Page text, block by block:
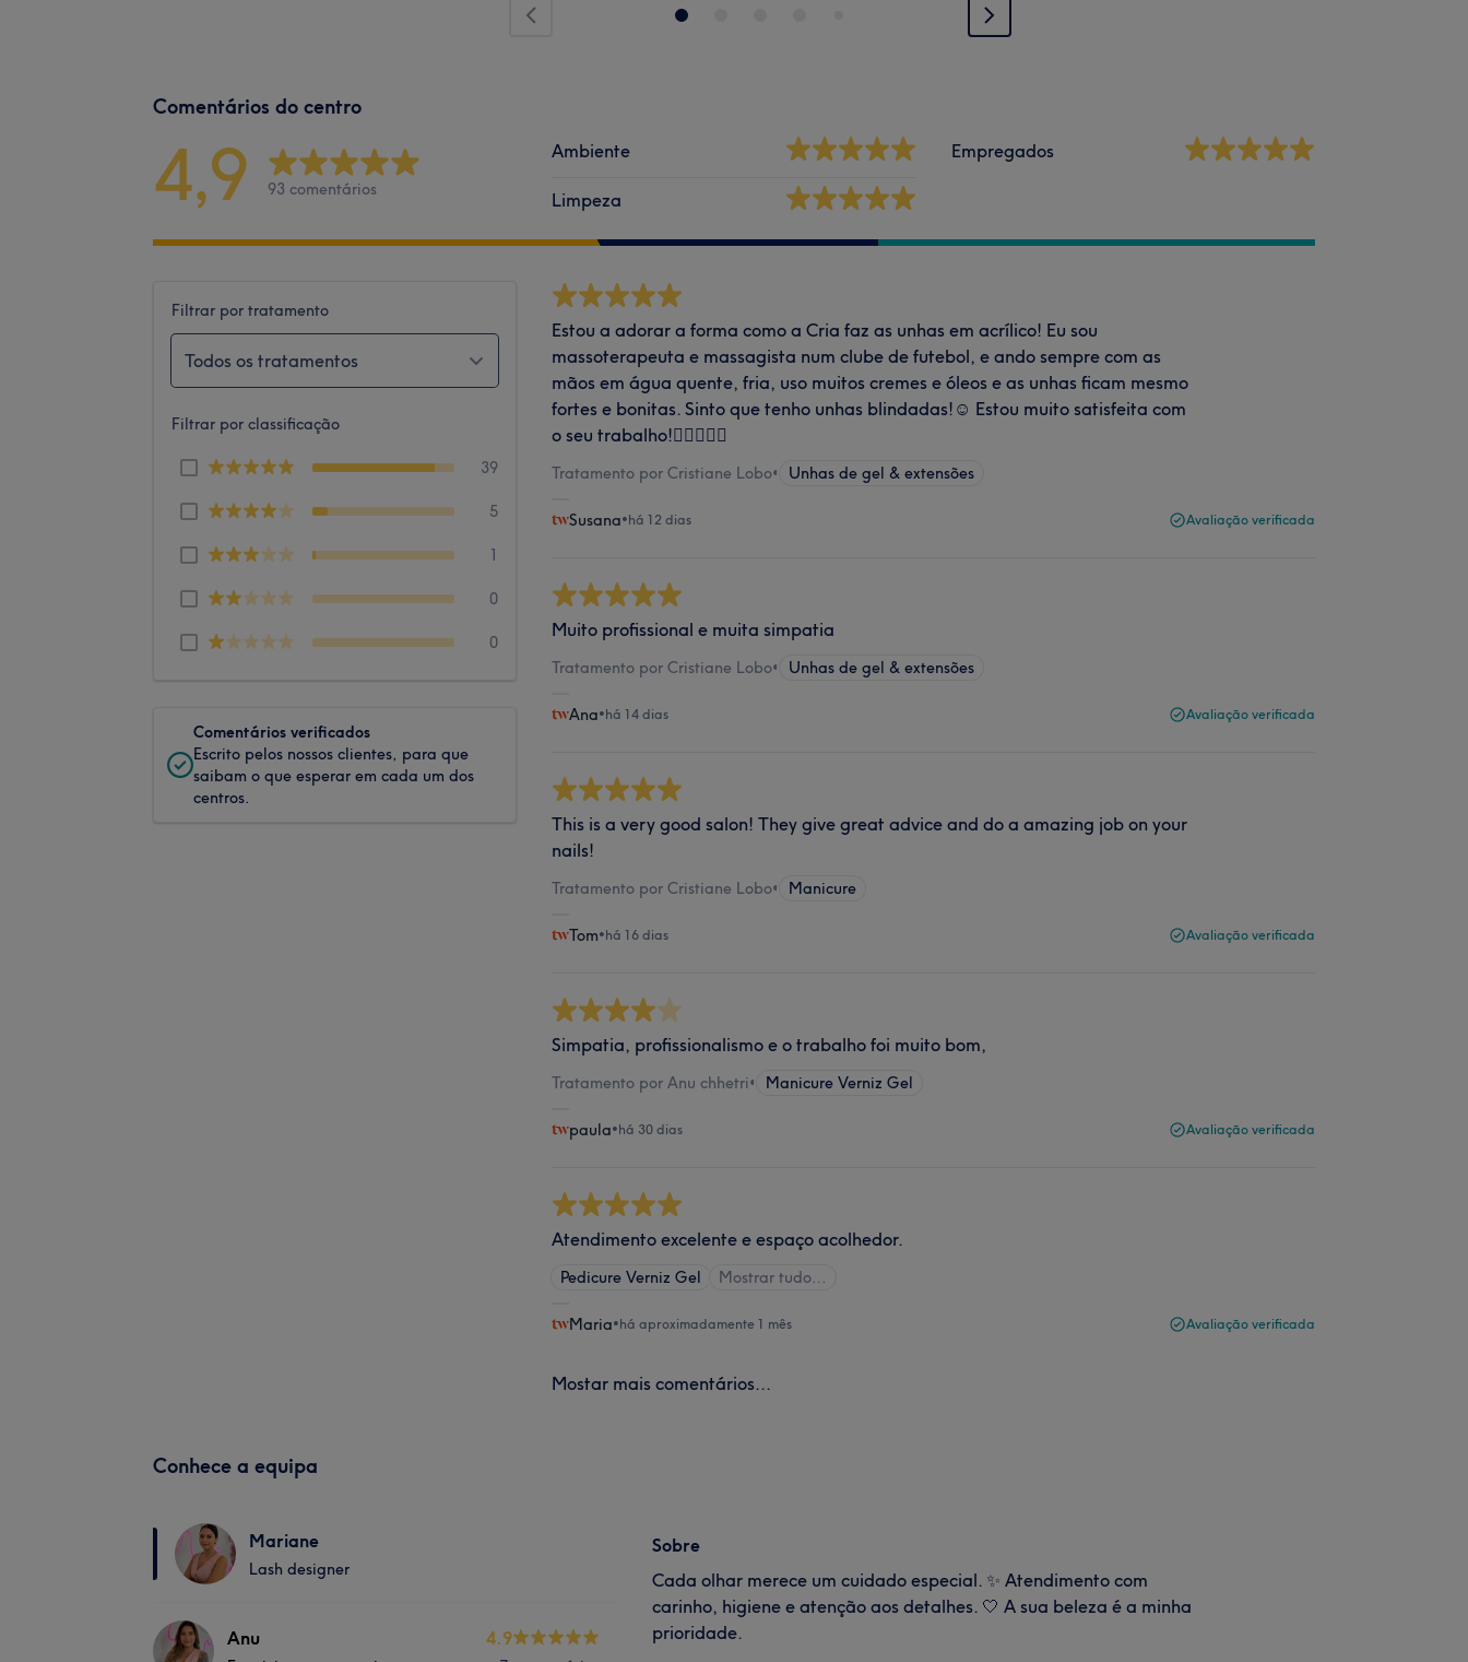
Comentários do centro
4,9 93 comentários
Ambiente
Limpeza
Empregados
Filtrar por tratamento
Todos os tratamentos
Filtrar por classificação
39
5
1
0
0
Comentários verificados
Escrito pelos nossos clientes, para que
saibam o que esperar em cada um dos
centros.
Estou a adorar a forma como a Cria faz as unhas em acrílico! Eu sou
massoterapeuta e massagista num clube de futebol, e ando sempre com as
mãos em água quente, fria, uso muitos cremes e óleos e as unhas ficam mesmo
fortes e bonitas. Sinto que tenho unhas blindadas!☺️ Estou muito satisfeita com
o seu trabalho!👌🏼🙌🏻😘
Tratamento por Cristiane Lobo• Unhas de gel & extensões
Susana•há 12 dias Avaliação verificada
Muito profissional e muita simpatia
Tratamento por Cristiane Lobo• Unhas de gel & extensões
Ana•há 14 dias Avaliação verificada
This is a very good salon! They give great advice and do a amazing job on your
nails!
Tratamento por Cristiane Lobo• Manicure
Tom•há 16 dias Avaliação verificada
Simpatia, profissionalismo e o trabalho foi muito bom,
Tratamento por Anu chhetri• Manicure Verniz Gel
paula•há 30 dias Avaliação verificada
Atendimento excelente e espaço acolhedor.
Pedicure Verniz Gel Mostrar tudo…
Maria•há aproximadamente 1 mês Avaliação verificada
Mostar mais comentários...
Conhece a equipa
Mariane
Lash designer
Anu 4.9
Sobre
Cada olhar merece um cuidado especial. ✨ Atendimento com
carinho, higiene e atenção aos detalhes. 🤍 A sua beleza é a minha
prioridade.